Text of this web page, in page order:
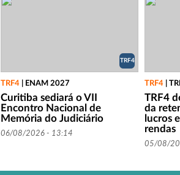
TRF4
TRF4 ENAM 2027
Curitiba sediará o VII
Encontro Nacional de
Memória do Judiciário
06/08/2026 - 13:14
TRF4
TRF4
da
lucros
rendas
05/08/